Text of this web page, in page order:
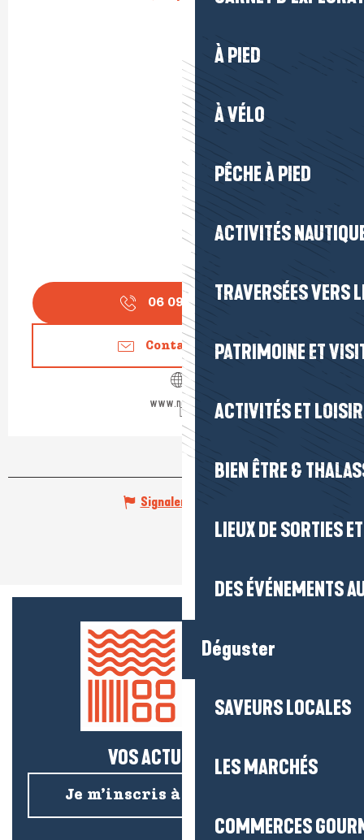
À PIED
À VÉLO
PÊCHE À PIED
ACTIVITÉS
TRAVERSÉES VERS
PATRIMOINE ET
ACTIVITÉS ET
BIEN ÊTRE &
LIEUX DE SORTIES
DES ÉVÉNEMENTS
Déguster
SAVEURS LOCALES
LES MARCHÉS
COMMERCES
06 09 78 24▒▒
Contactez-nous
www.nantes.fr
Signaler une erreur
VOS ACTUS SALÉES !
Je m’inscris à la newsletter